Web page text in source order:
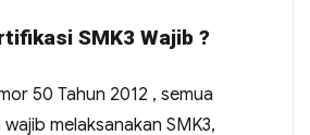
SMK3 Wajib ?
50 Tahun 2012 , semua
melaksanakan SMK3,